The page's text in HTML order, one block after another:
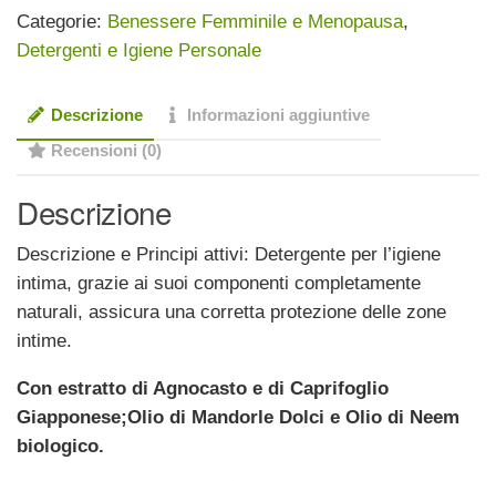
era:
12,70 €.
è:
10,16 €.
Categorie: Benessere Femminile e Menopausa,
Detergenti e Igiene Personale
Descrizione
Informazioni aggiuntive
Recensioni (0)
Descrizione
Descrizione e Principi attivi: Detergente per l’igiene
intima, grazie ai suoi componenti completamente
naturali, assicura una corretta protezione delle zone
intime.
Con estratto di Agnocasto e di Caprifoglio
Giapponese;Olio di Mandorle Dolci e Olio di Neem
biologico.